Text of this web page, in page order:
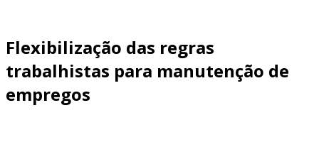
Flexibilização das regras
trabalhistas para manutenção de
empregos